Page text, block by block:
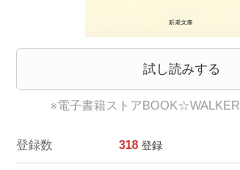
試し読みする
※電子書籍ストア
登録数 318 登録